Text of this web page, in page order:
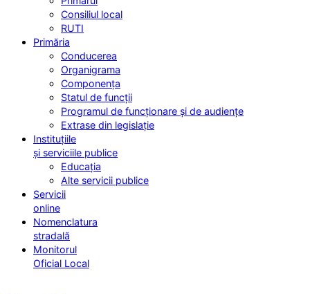
Consiliul local
RUTI
Primăria
Conducerea
Organigrama
Componența
Statul de funcții
Programul de funcționare și de audiențe
Extrase din legislație
Instituțiile
și serviciile publice
Educația
Alte servicii publice
Servicii
online
Nomenclatura
stradală
Monitorul
Oficial Local